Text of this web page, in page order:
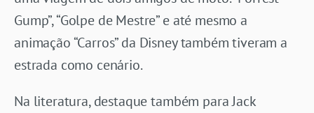
Gump”, “Golpe de Mestre” e até mesmo a
animação “Carros” da Disney também tiveram a
estrada como cenário.
Na literatura, destaque também para Jack